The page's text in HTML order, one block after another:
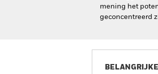
mening het
geconcentreerd